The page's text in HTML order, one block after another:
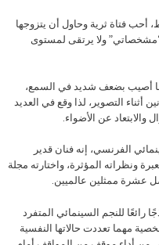
فتاة ثرية وحاول أن يتزوجها
ولا يرتقى لمستوى
أصيب بضعف شديد في السمع،
أثناء التصوير، لذا وقع في العديد
الفرنسي، إنه فنان قدير
ونظراته المؤثرة، واختارته مجلة
عشرة ممثلين عالميين.
رائعًا للنجم السينمائي المتفرد
مهما تعددت حالاتها النفسية